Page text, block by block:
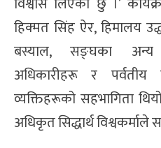
हिक्मत सिंह ऐर, हिमालय
बस्याल, सङ्घका अन्य
अधिकारीहरू र पर्वतीय
व्यक्तिहरूको सहभागिता
अधिकृत सिद्धार्थ